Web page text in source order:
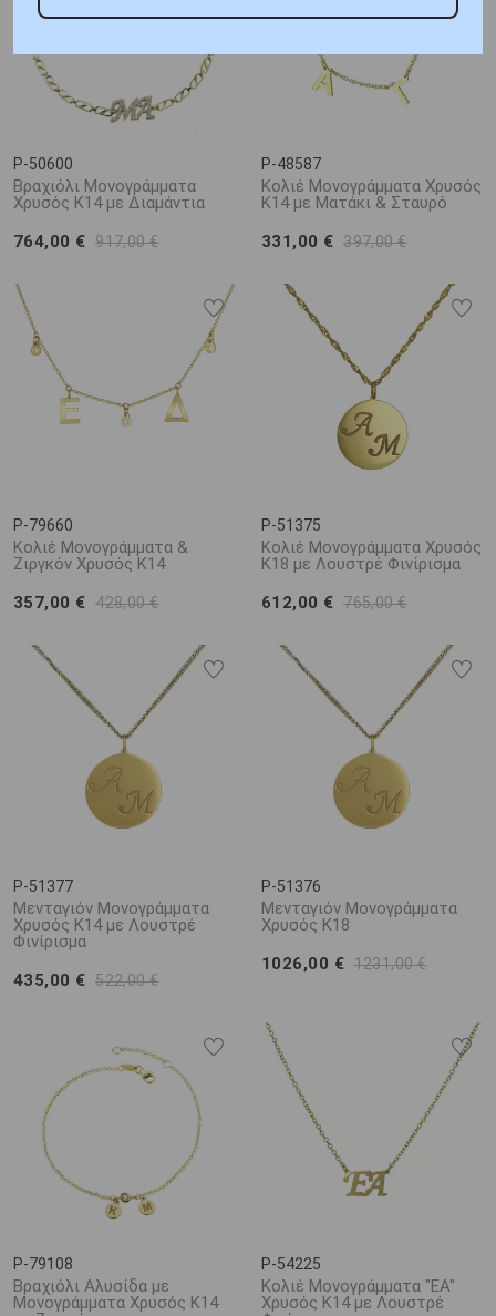
P-50600
Βραχιόλι Μονογράμματα
Χρυσός Κ14 με Διαμάντια
764,00 € 917,00 €
P-48587
Κολιέ Μονογράμματα Χρυσός
Κ14 με Ματάκι & Σταυρό
331,00 € 397,00 €
P-79660
Κολιέ Μονογράμματα &
Ζιργκόν Χρυσός Κ14
357,00 € 428,00 €
P-51375
Κολιέ Μονογράμματα Χρυσός
Κ18 με Λουστρέ Φινίρισμα
612,00 € 765,00 €
P-51377
Μενταγιόν Μονογράμματα
Χρυσός Κ14 με Λουστρέ
Φινίρισμα
435,00 € 522,00 €
P-51376
Μενταγιόν Μονογράμματα
Χρυσός Κ18
1026,00 € 1231,00 €
P-79108
Βραχιόλι Αλυσίδα με
Μονογράμματα Χρυσός Κ14
P-54225
Κολιέ Μονογράμματα "ΕΑ"
Χρυσός Κ14 με Λουστρέ